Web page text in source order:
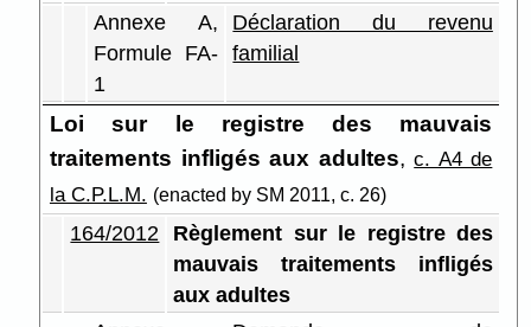
Annexe A,
Formule FA-
1
Déclaration du revenu
familial
Loi sur le registre des mauvais
traitements infligés aux adultes, c. A4 de
la C.P.L.M. (enacted by SM 2011, c. 26)
164/2012
Règlement sur le registre des
mauvais traitements infligés
aux adultes